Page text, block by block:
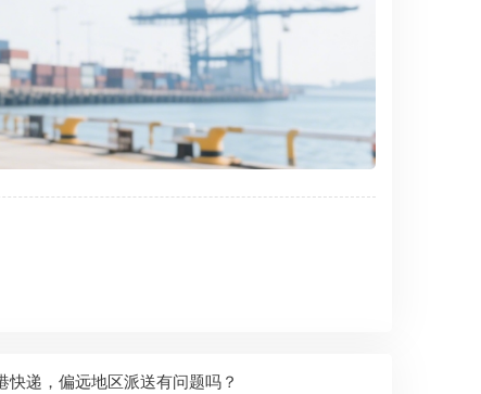
快递，偏远地区派送有问题吗？